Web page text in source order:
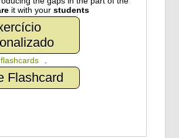
it with your students
flashcards
Flashcard